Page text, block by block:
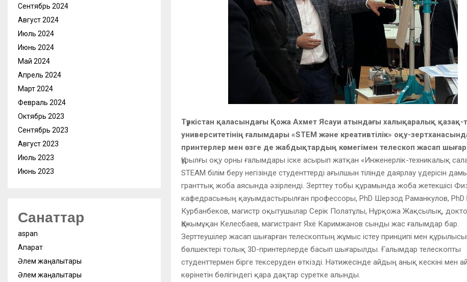
Түркістан қаласындағы Қожа Ахмет Ясауи атындағы халықаралық қазақ-
университетінің ғалымдары «STEM және креативтілік» оқу-
принтерлер мен өзге де жабдықтардың көмегімен телескоп жасап
Құрылғы оқу орны ғалымдары іске асырып жатқан «Инженерлік-техникалық
STEAM білім беру негізінде студенттерді ағылшын тілінде даярлау үдерісін
гранттық жоба аясында әзірленді. Зерттеу тобы құрамында жоба жетекшісі
кафедрасының қауымдастырылған профессоры, PhD Шерзод Раманкулов,
Курбанбеков, магистр оқытушылар Серік Полатұлы, Нұрқожа Жақсылық,
Қажымұқан Келесбаев, магистрант Яхё Каримжанов сынды жас ғалымдар бар.
Зерттеушілер жасап шығарған телескоптың жұмыс істеу принципі мен
бөлшектері толық 3D-принтерлерде басып шығарылды. Ғалымдар телескопты
студенттермен бірге тексеруден өткізді. Нәтижесінде айдың анық кескіні мен
көрінетін бөлігіндегі қара дақтар суретке алынды.
Сентябрь 2024
Август 2024
Июль 2024
Июнь 2024
Май 2024
Апрель 2024
Март 2024
Февраль 2024
Октябрь 2023
Сентябрь 2023
Август 2023
Июль 2023
Июнь 2023
Санаттар
aspan
Ақпарат
Әлем жаңалықтары
Әлем жаңалықтары